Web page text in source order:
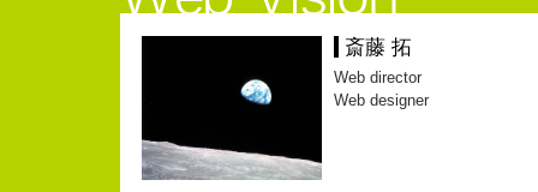
斎藤 拓
Web director
Web designer